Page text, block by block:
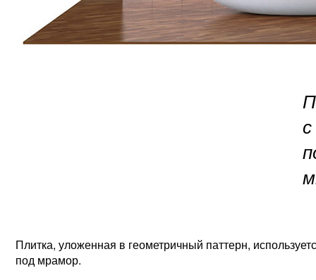
Плитка, уложенная в геометричный паттерн,
под мрамор.